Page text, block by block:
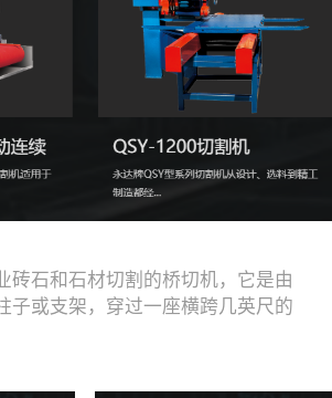
砖表
板
割加
显示
成面
。
砖石和石材切割的桥切机，它是由
子或支架，穿过一座横跨几英尺的
状而得名。随着石材和工业砖石的
割大型石材和工业砖石的机器，具